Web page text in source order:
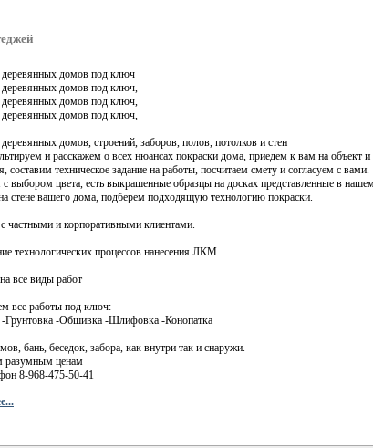
деревянных домов под ключ
домов под ключ,
домов под ключ,
домов под ключ,
домов, строений, заборов, полов, потолков и стен
и расскажем о всех нюансах покраски дома, приедем к вам на объект
составим техническое задание на работы, посчитаем смету и согласуем с вами.
выбором цвета, есть выкрашенные образцы на досках представленные в
стене вашего дома, подберем подходящую технологию покраски.
частными и корпоративными клиентами.
технологических процессов нанесения ЛКМ
все виды работ
все работы под ключ:
-Грунтовка -Обшивка -Шлифовка -Конопатка
бань, беседок, забора, как внутри так и снаружи.
ценам
8-968-475-50-41